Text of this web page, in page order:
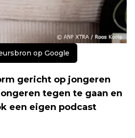
op Google
gericht op jongeren
tegen te gaan en
een eigen podcast